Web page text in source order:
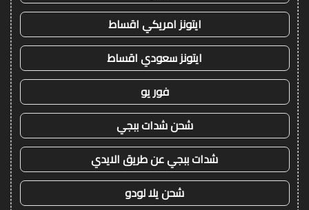
ايتونز امريكي اقساط
ايتونز سعودي اقساط
فور يو
شحن شدات ببجي
شدات ببجي عن طريق الايدي
شحن يلا لودو